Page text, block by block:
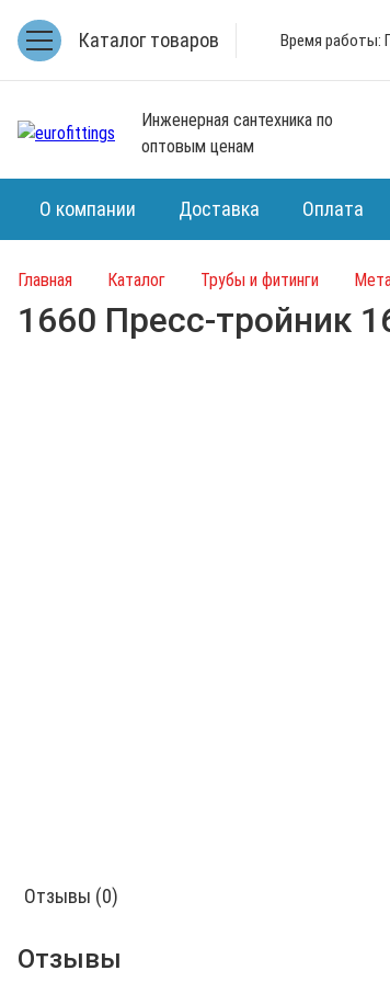
Каталог товаров Время работы:
Инженерная сантехника по
оптовым ценам
О компании Доставка Оплата
Главная Каталог Трубы и фитинги
1660 Пресс-тройник
Отзывы (0)
Отзывы